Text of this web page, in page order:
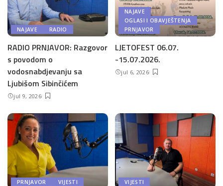
NAJAVE RADIO
RADIO PRNJAVOR: Razgovor
s povodom o
vodosnabdjevanju sa
Ljubišom Sibinčićem
jul 9, 2026
NAJAVE
OGLASI I OBAVJEŠTENJA
PRNJAVOR
LJETOFEST 06.07.
-15.07.2026.
jul 6, 2026
PRNJAVOR VIJESTI VIJESTI